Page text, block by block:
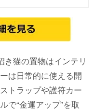
猫の置物はインテリ
は日常的に使える開
トラップや護符カー
で“金運アップ”を取